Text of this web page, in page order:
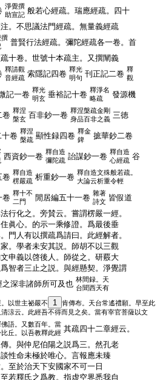
淨覺撰
助宣記 般若心經疏。瑞應經疏。四十
。不思議法門經疏。無量義經疏
撰 普賢行法經疏。彌陀經疏各一卷。首
十卷。世號十本疏主。又撰闡義
釋請觀
音經疏 索隱記四卷 釋光
明句 刊正記二卷 釋
觀
記一卷 釋光
明玄 垂裕記十卷 釋淨名
略疏
發源機
卷 釋涅
槃玄 百非鈔一卷 釋涅槃疏金剛
身品百非之義 三徳
十卷 釋涅
槃疏 顯性録四卷 釋金
錍
摭華鈔二卷
西資鈔一卷 釋自造
彌陀疏 詒謀鈔一卷 釋自造
心經疏 谷
卷 釋自造
楞嚴疏 析重鈔一卷 釋自造文殊般若疏。
大論云析重令輕
卷 釋十不
二門
閒居編五十一卷 雜著
詩文 皆假道
行化之。旁賛云。嘗謂楞嚴一經。
眞心。的示一乘修證。爲最後垂
門人有以撰疏爲請曰。此經解者。
。學者未安其説。師胡不以三觀
申義以啓後人。師從之。研覈大
智者三止之説。與經懸契。淨覺謂
之深非諸師所可及也 林間録。天
台聞西天有
以世主祕嚴不 1
肯傳布。天台常遙禮願。早至此
清涼云。此經吾不得而見之矣。當有宰官菩薩以文
語。又數百年。當
丘。以吾教釋此經 其疏四十二章經云。
。與仲尼伯陽之説爲三。然孔老
性命未極於唯心。言報應未臻
至於治天下安國家不可一日
若釋氏之爲教。指虚空界悉我自